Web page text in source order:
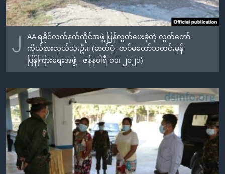
၂
AA ရခိုင်လက်နက်ကိုင်အဖွဲ့ ပြန်လွှတ်ပေးခဲ့တဲ့ လွှတ်တော်
ကိုယ်စားလှယ်သုံးဦး။ (ဓာတ်ပုံ -တပ်မတော်သတင်းမှန်
ပြန်ကြားရေးအဖွဲ့ - ဇန်နဝါရီ ၀၁၊ ၂၀၂၁)